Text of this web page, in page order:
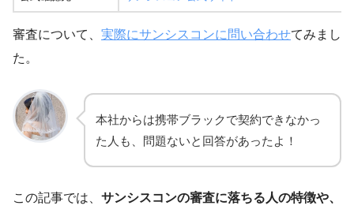
審査について、 実際にサンシスコンに問い合わせてみまし
た。
本社からは携帯ブラックで契約できなかっ
た人も、問題ないと回答があったよ！
この記事では、 サンシスコンの審査に落ちる人の特徴や、